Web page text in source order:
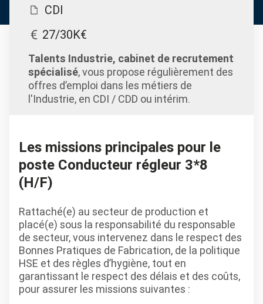
CDI
27/30K€
Talents Industrie, cabinet de recrutement
spécialisé, vous propose régulièrement des
offres d’emploi dans les métiers de
l'Industrie, en CDI / CDD ou intérim.
Les missions principales pour le
poste Conducteur régleur 3*8
(H/F)
Rattaché(e) au secteur de production et
placé(e) sous la responsabilité du responsable
de secteur, vous intervenez dans le respect des
Bonnes Pratiques de Fabrication, de la politique
HSE et des règles d’hygiène, tout en
garantissant le respect des délais et des coûts,
pour assurer les missions suivantes :